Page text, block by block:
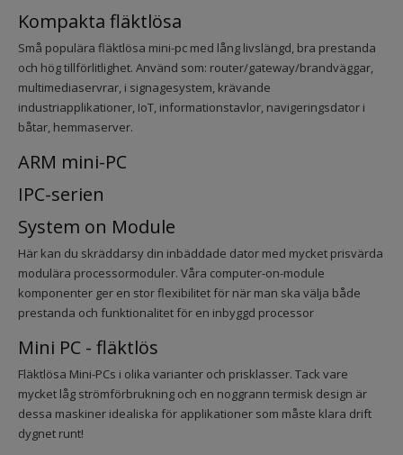
Kompakta fläktlösa
Små populära fläktlösa mini-pc med lång livslängd, bra prestanda
och hög tillförlitlighet. Använd som: router/gateway/brandväggar,
multimediaservrar, i signagesystem, krävande
industriapplikationer, IoT, informationstavlor, navigeringsdator i
båtar, hemmaserver.
ARM mini-PC
IPC-serien
System on Module
Här kan du skräddarsy din inbäddade dator med mycket prisvärda
modulära processormoduler. Våra computer-on-module
komponenter ger en stor flexibilitet för när man ska välja både
prestanda och funktionalitet för en inbyggd processor
Mini PC - fläktlös
Fläktlösa Mini-PCs i olika varianter och prisklasser. Tack vare
mycket låg strömförbrukning och en noggrann termisk design är
dessa maskiner idealiska för applikationer som måste klara drift
dygnet runt!